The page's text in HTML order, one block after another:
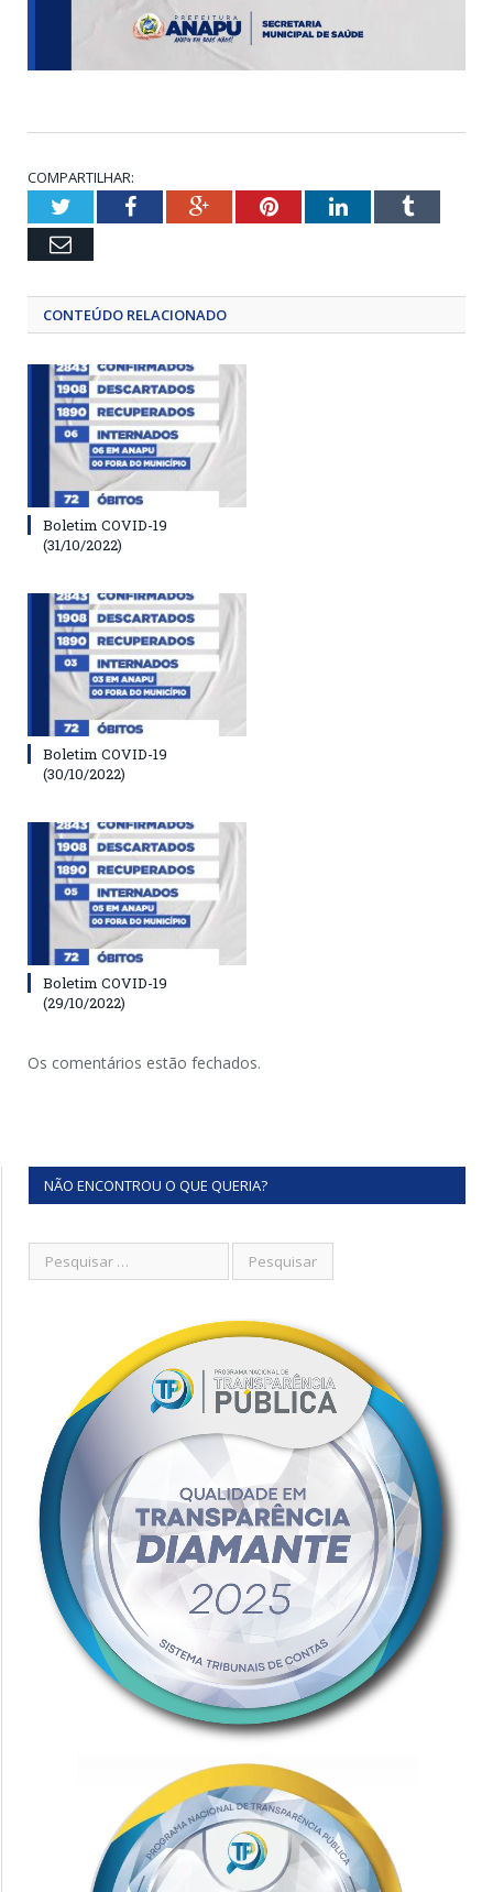
COMPARTILHAR:
TwitterFacebookGoogle+PinterestLinkedInTumblr
Email
CONTEÚDO RELACIONADO
Boletim COVID-19
(31/10/2022)
Boletim COVID-19
(30/10/2022)
Boletim COVID-19
(29/10/2022)
Os comentários estão fechados.
NÃO ENCONTROU O QUE QUERIA?